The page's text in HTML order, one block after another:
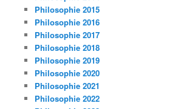
Philosophie 2015
Philosophie 2016
Philosophie 2017
Philosophie 2018
Philosophie 2019
Philosophie 2020
Philosophie 2021
Philosophie 2022